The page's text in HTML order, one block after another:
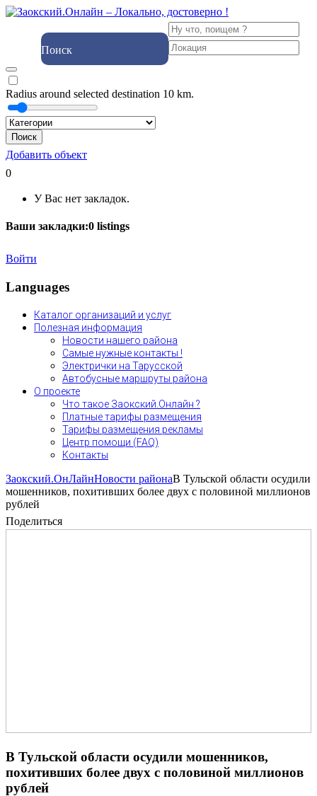
Поиск
Radius around selected destination 10 km.
Поиск
Добавить объект
0
У Вас нет закладок.
Ваши закладки:0 listings
Войти
Languages
Каталог организаций и услуг
Полезная информация
Новости нашего района
Самые нужные контакты !
Электрички на Тарусской
Автобусные маршруты района
О проекте
Что такое Заокский.Онлайн ?
Платные тарифы размещения
Тарифы размещения рекламы
Центр помощи (FAQ)
Контакты
Заокский.ОнЛайнНовости районаВ Тульской области осудили
мошенников, похитивших более двух с половиной миллионов
рублей
Поделиться
В Тульской области осудили мошенников,
похитивших более двух с половиной миллионов
рублей